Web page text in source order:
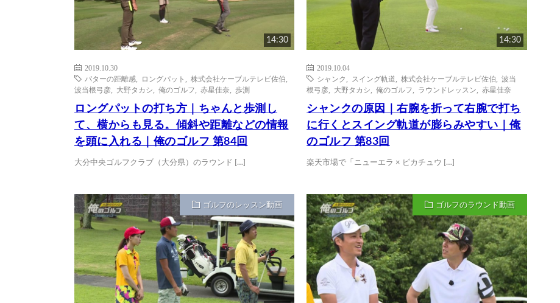
14:30
2019.10.30
パターの距離感
ロングパット 株式会社ケーブルテレビ佐伯
波当根弓彦
大野タカシ 俺のゴルフ 赤星佳奈 歩測
ロングパットの打ち方｜ちゃんと歩測し
て、横からも見る。傾斜や距離などの情報
を頭に入れる｜俺のゴルフ 第84回
大分中央ゴルフクラブ（大分県）のラウンド […]
14:30
2019.10.04
シャンク
スイング軌道 ,株式会社ケーブルテレビ佐伯 ,波当
根弓彦
大野タカシ ,俺のゴルフ ラウンドレッスン 赤星佳奈
シャンクの原因｜右腕を折って右腕で打ち
に行くとスイング軌道が膨らみやすい｜俺
のゴルフ 第83回
楽天市場で「ニューエラ × ピカチュウ […]
ゴルフのレッスン動画 ゴルフのラウンド動画